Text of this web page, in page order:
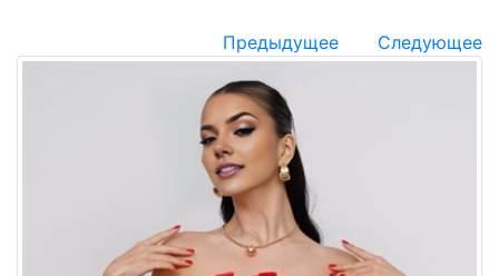
Предыдущее Следующее